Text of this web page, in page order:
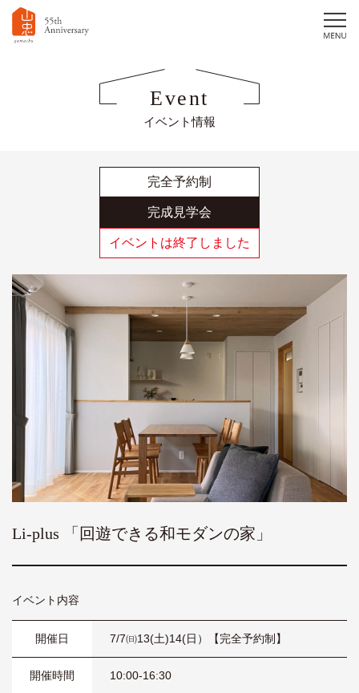
Event
イベント情報
完全予約制
完成見学会
イベントは終了しました
Li-plus 「回遊できる和モダンの家」
イベント内容
開催日 7/7㈰13(土)14(日）【完全予約制】
開催時間 10:00-16:30